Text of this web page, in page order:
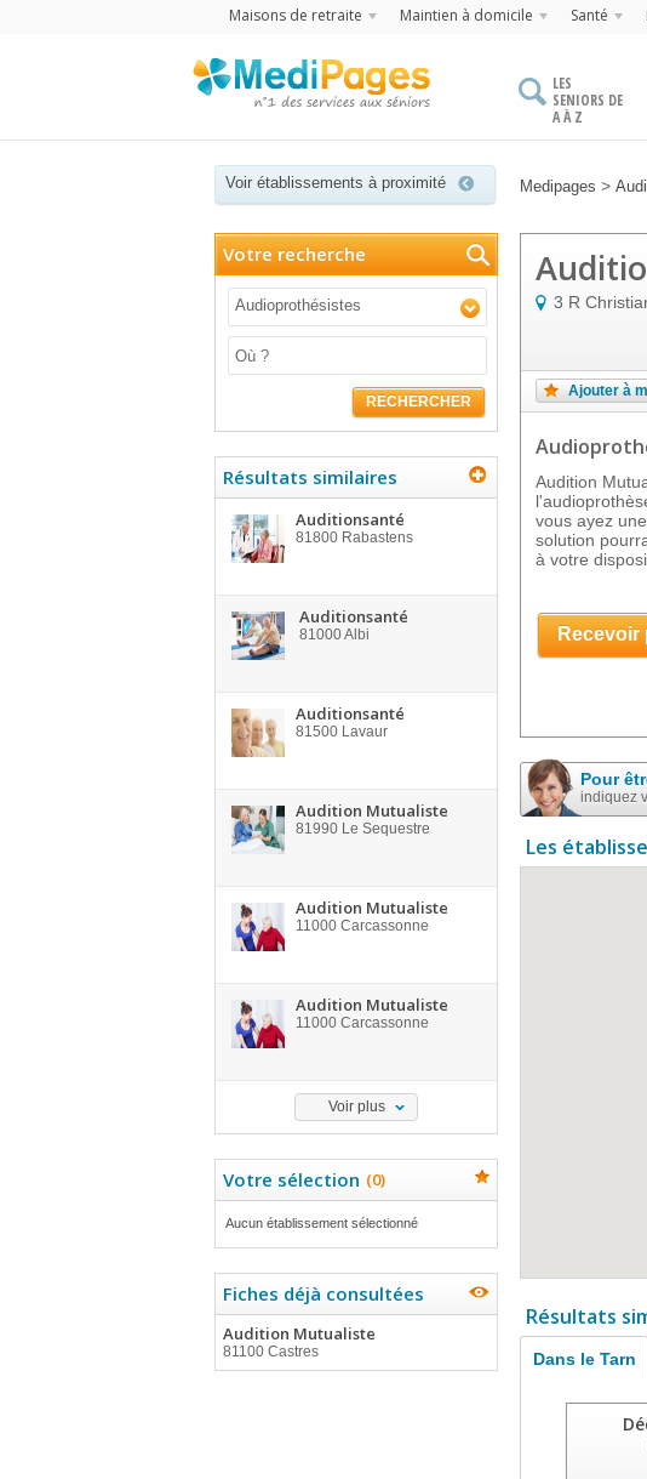
Maisons de retraite Maintien à domicile Santé
LES
SENIORS DE
A À Z
Voir établissements à proximité Medipages >
Votre recherche
Audioprothésistes
RECHERCHER
Résultats similaires
Auditionsanté
81800 Rabastens
Auditionsanté
81000Albi
Auditionsanté
81500 Lavaur
Audition Mutualiste
81990 Le Sequestre
Audition Mutualiste
11000 Carcassonne
Audition Mutualiste
11000 Carcassonne
Voir plus
Votre sélection (0)
Aucun établissement sélectionné
Fiches déjà consultées
Audition Mutualiste
81100 Castres
3 R
Ajouter à
Audition
vous ayez
solution
à votre
Pour
indiquez
Les
Résultats
Dans le Tarn